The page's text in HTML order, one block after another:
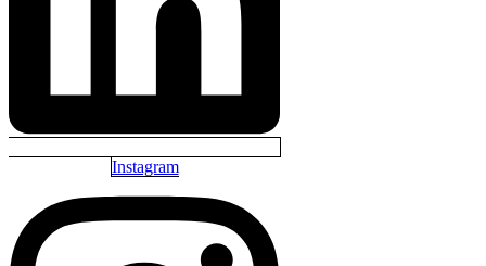
Instagram